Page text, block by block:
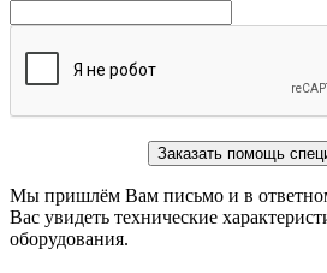
Заказать помощь
Мы пришлём Вам письмо и в
Вас увидеть технические
оборудования.